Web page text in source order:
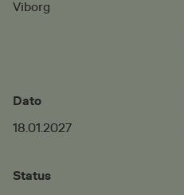
Viborg
Dato
18.01.2027
Status